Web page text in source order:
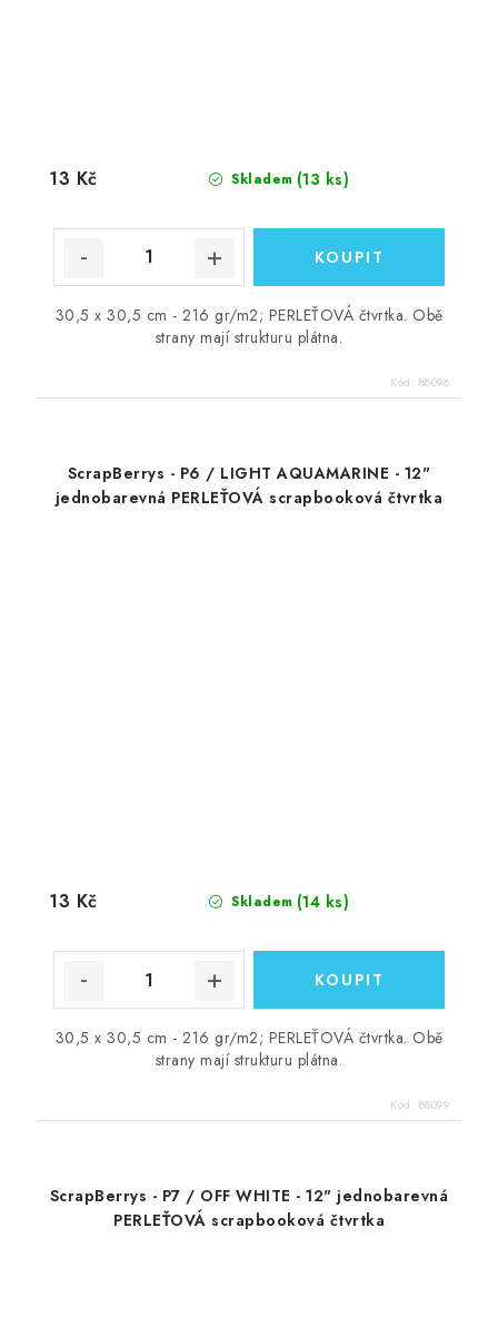
Skladem (13 ks)
13 Kč
30,5 x 30,5 cm - 216 gr/m2; PERLEŤOVÁ čtvrtka. Obě
strany mají strukturu plátna.
Kód: 88098
ScrapBerrys - P6 / LIGHT AQUAMARINE - 12"
jednobarevná PERLEŤOVÁ scrapbooková čtvrtka
Skladem (14 ks)
13 Kč
30,5 x 30,5 cm - 216 gr/m2; PERLEŤOVÁ čtvrtka. Obě
strany mají strukturu plátna.
Kód: 88099
ScrapBerrys - P7 / OFF WHITE - 12" jednobarevná
PERLEŤOVÁ scrapbooková čtvrtka